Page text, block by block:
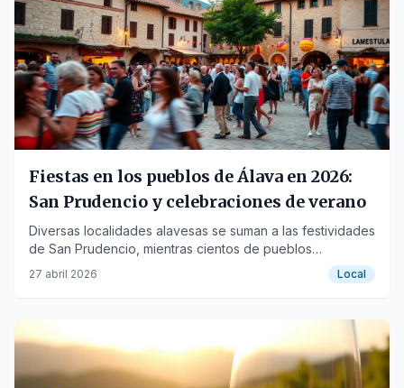
Fiestas en los pueblos de Álava en 2026:
San Prudencio y celebraciones de verano
Diversas localidades alavesas se suman a las festividades
de San Prudencio, mientras cientos de pueblos
celebrarán sus propias fiestas durante el verano,
27 abril 2026 Local